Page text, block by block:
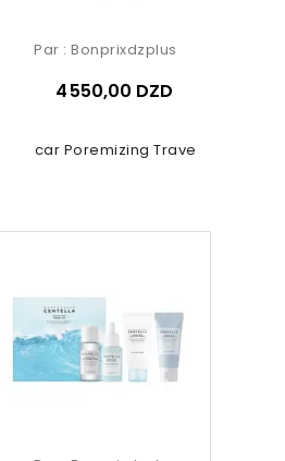
Poremizing Travel Kit 4 Pcs
Par : Bonprixdzplus
4 550,00 DZD